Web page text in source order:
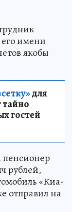
его имени
якобы
для
тайно
гостей
пенсионер
рублей,
«Киа-
отправил на